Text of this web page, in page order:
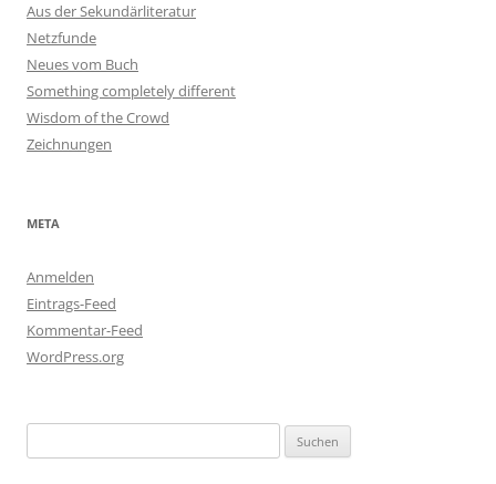
Aus der Sekundärliteratur
Netzfunde
Neues vom Buch
Something completely different
Wisdom of the Crowd
Zeichnungen
META
Anmelden
Eintrags-Feed
Kommentar-Feed
WordPress.org
nach: